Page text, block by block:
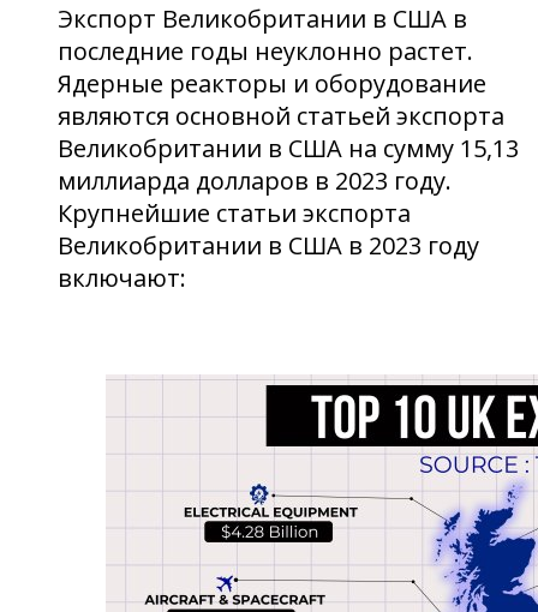
Экспорт Великобритании в США в
последние годы неуклонно растет.
Ядерные реакторы и оборудование
являются основной статьей экспорта
Великобритании в США на сумму 15,13
миллиарда долларов в 2023 году.
Крупнейшие статьи экспорта
Великобритании в США в 2023 году
включают: